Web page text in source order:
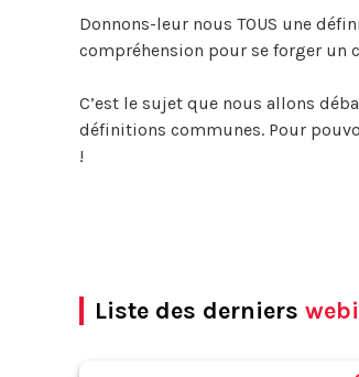
Donnons-leur nous TOUS une
compréhension pour se forger un
C’est le sujet que nous allons
définitions communes. Pour
!
Liste des derniers